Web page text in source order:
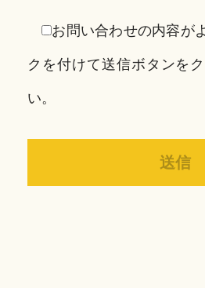
お問い合わせの内容が
クを付けて送信ボタンを
い。